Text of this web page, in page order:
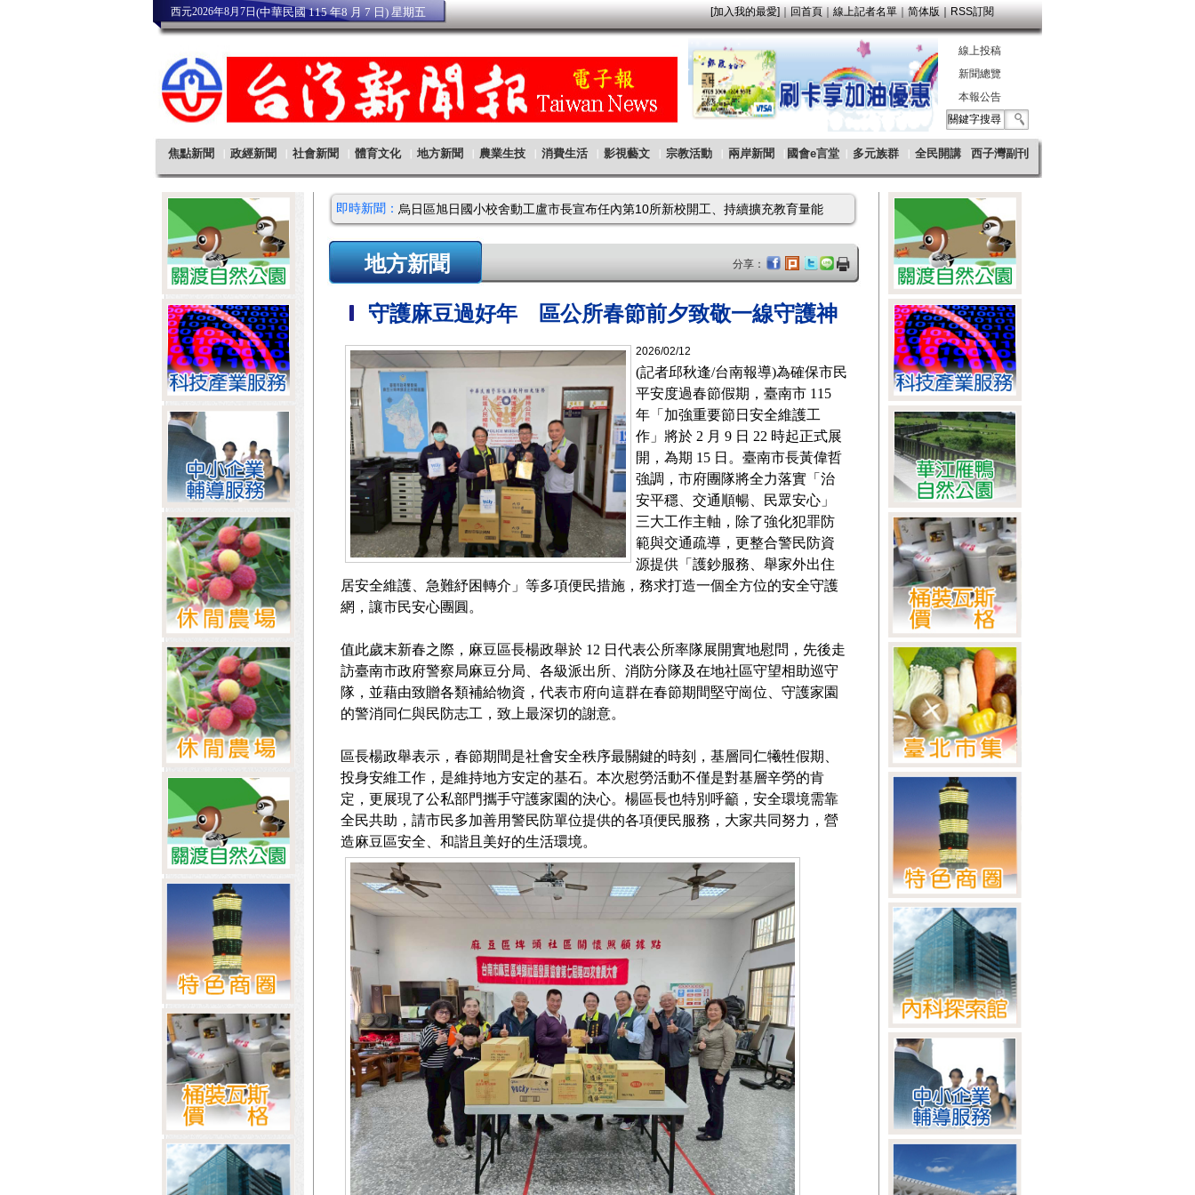
即時新聞：
地方新聞 分享：
守護麻豆過好年 區公所春節前夕致敬一線守護神
2026/02/12
(記者邱秋逢/台南報導)為確保市民
平安度過春節假期，臺南市 115
年「加強重要節日安全維護工
作」將於 2 月 9 日 22 時起正式展
開，為期 15 日。臺南市長黃偉哲
強調，市府團隊將全力落實「治
安平穩、交通順暢、民眾安心」
三大工作主軸，除了強化犯罪防
範與交通疏導，更整合警民防資
源提供「護鈔服務、舉家外出住
居安全維護、急難紓困轉介」等多項便民措施，務求打造一個全方位的安全守護
網，讓市民安心團圓。
值此歲末新春之際，麻豆區長楊政舉於 12 日代表公所率隊展開實地慰問，先後走
訪臺南市政府警察局麻豆分局、各級派出所、消防分隊及在地社區守望相助巡守
隊，並藉由致贈各類補給物資，代表市府向這群在春節期間堅守崗位、守護家園
的警消同仁與民防志工，致上最深切的謝意。
區長楊政舉表示，春節期間是社會安全秩序最關鍵的時刻，基層同仁犧牲假期、
投身安維工作，是維持地方安定的基石。本次慰勞活動不僅是對基層辛勞的肯
定，更展現了公私部門攜手守護家園的決心。楊區長也特別呼籲，安全環境需靠
全民共助，請市民多加善用警民防單位提供的各項便民服務，大家共同努力，營
造麻豆區安全、和諧且美好的生活環境。